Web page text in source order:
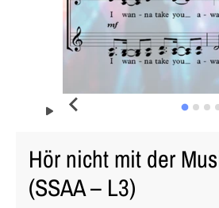
Hör nicht mit der
(SSAA – L3)